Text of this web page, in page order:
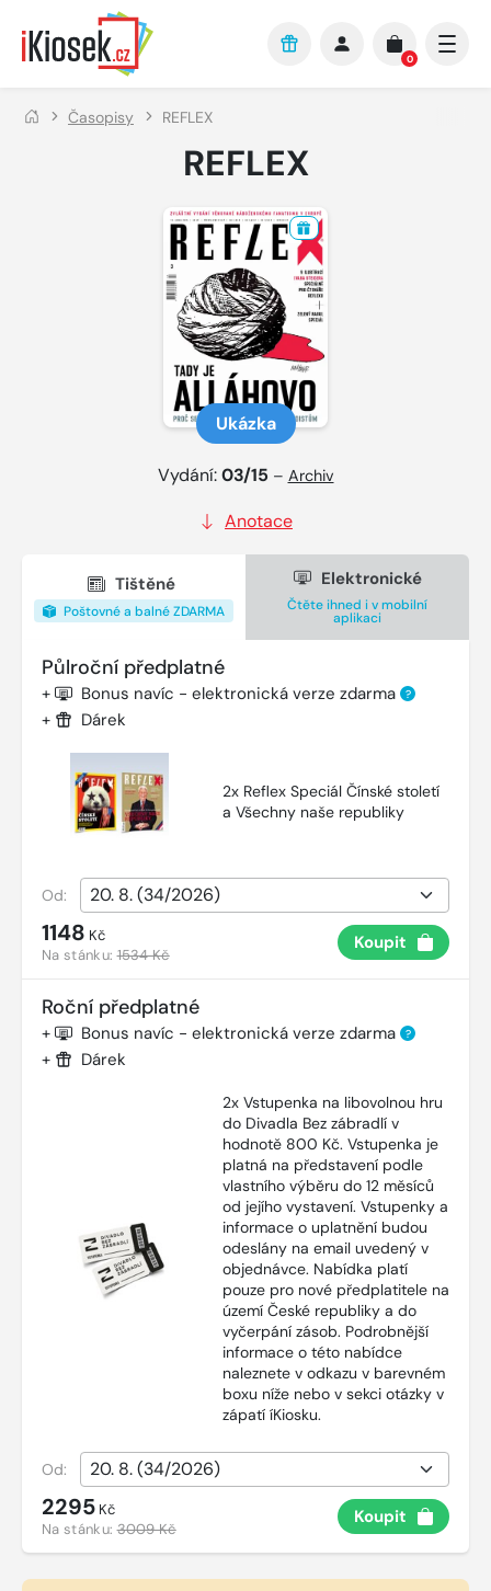
Přejít na hlavní obsah
0
Časopisy REFLEX
REFLEX
Ukázka
Vydání:03/15 – Archiv
Anotace
Tištěné
Poštovné a balné ZDARMA
Elektronické
Čtěte ihned i v mobilní
aplikaci
Půlroční předplatné
+ Bonus navíc - elektronická verze zdarma ?
+ Dárek
2x Reflex Speciál Čínské století
a Všechny naše republiky
Od:
1148 Kč
Na stánku:1534 Kč
Koupit
Roční předplatné
+ Bonus navíc - elektronická verze zdarma ?
+ Dárek
2x Vstupenka na libovolnou hru
do Divadla Bez zábradlí v
hodnotě 800 Kč. Vstupenka je
platná na představení podle
vlastního výběru do 12 měsíců
od jejího vystavení. Vstupenky a
informace o uplatnění budou
odeslány na email uvedený v
objednávce. Nabídka platí
pouze pro nové předplatitele na
území České republiky a do
vyčerpání zásob. Podrobnější
informace o této nabídce
naleznete v odkazu v barevném
boxu níže nebo v sekci otázky v
zápatí íKiosku.
Od:
2295 Kč
Na stánku:3009 Kč
Koupit